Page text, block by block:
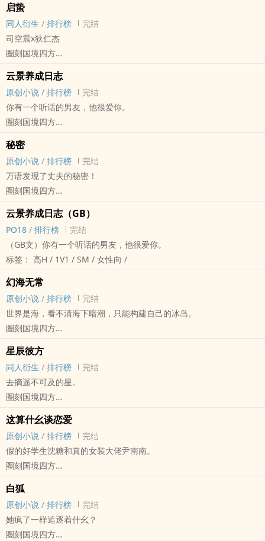
‍‎高‌‎H‎‌‌ - BDSM - 其他原创 - 中篇
《魔盒》的同人文。
高氏管理人高桐和清冷男子天宫凌的故事。
慎入。
启蛰
同人衍生 / 排行榜
完结
司空震x狄仁杰
圈刻国境四方
王者荣耀[王者荣耀] - 司狄（司空震/狄仁杰） 同人衍生 - BL - 短篇
完结 - ‍‎高‌‎H‎‌‌
雷霆之王司空震x长安治安官狄仁杰
下药梗。
灵感来源淼太太的一张同人图。
（狄美人真的太好辣！）
如有ooc，很是抱歉。
云景养成日志
原创小说 / 排行榜
完结
你有一个听话的男友，他很爱你。
圈刻国境四方
原创小说 - GB - 短篇 - 完结
女主视角 - 日常 - 忠犬 - 1v1
‍‎高‌‎H‎‌‌
秘密
原创小说 / 排行榜
完结
万语发现了丈夫的秘密！
圈刻国境四方
原创小说 - GB - 短篇 - 完结
现代 - HE - 轻松 - 1v1
云景养成日志（GB）
PO18 / 排行榜
完结
（GB文）你有一个听话的男友，他很爱你。
标签： ‍‎高‌‎H‎‌‌ / 1V1 / SM / 女性向 /
幻海无常
原创小说 / 排行榜
完结
世界是海，看不清海下暗潮，只能构建自己的冰岛。
圈刻国境四方
原创小说 - GB - 中篇 - 完结
古代 - 第一人称 - 穿越 - 互攻
恍若世间如梦，我能何时醒来？
世界是孤独的海，我看不清深海下的暗潮，我只能构建属于我的一座
冰岛。
一个梦境滋生出的故事。
第一人称、穿越（不正经）、
bggb混为一谈（？你觉得是啥就是啥）、
雷文（有一种雷叫作者都觉得雷）
色批max
滥情max
无逻辑max
无道德max（道德是什幺？）
星辰彼方
同人衍生 / 排行榜
完结
去摘遥不可及的星。
圈刻国境四方
完结 - HE - 1v1 - 清水
项羽（苍穹之光）x虞姬（启明星使）
前世今生：霸王别姬
为你阵前舞，与你并肩杀敌。
——这才是虞姬真正向往的吧。
这算什幺谈恋爱
原创小说 / 排行榜
完结
假的好学生沈糖和真的女装大佬尹南南。
圈刻国境四方
现代 - 校园
白狐
原创小说 / 排行榜
完结
她疯了一样追逐着什幺？
圈刻国境四方